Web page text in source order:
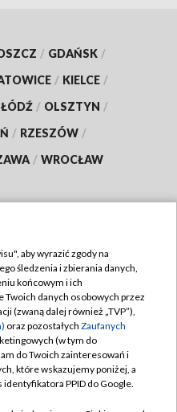
/ GDAŃSK /
/ KIELCE /
ŁÓDŹ / OLSZTYN /
/ RZESZÓW /
/ WROCŁAW
TVP
aby wyrazić zgody na
śledzenia i zbierania danych,
końcowym i ich
danych osobowych przez
(zwaną dalej również „TVP”),
oraz pozostałych Zaufanych
(w tym do
do Twoich zainteresowań i
które wskazujemy poniżej, a
PPID do Google.